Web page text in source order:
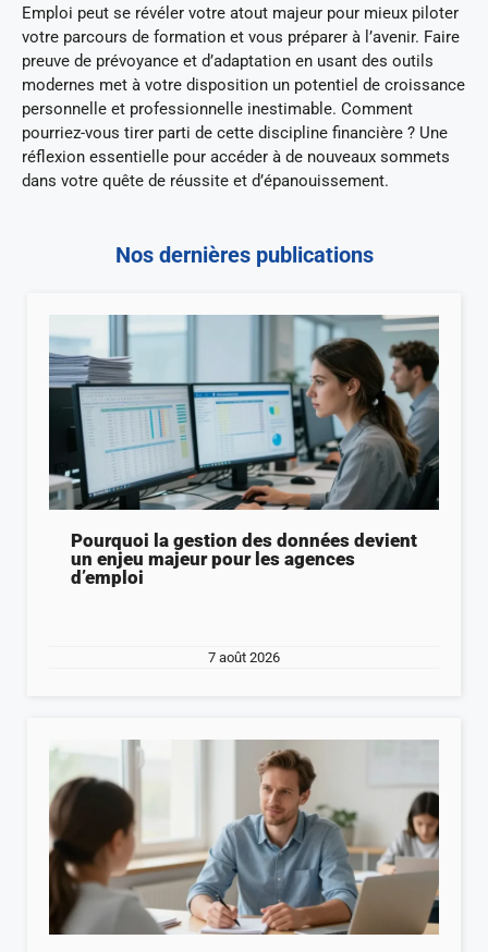
Emploi peut se révéler votre atout majeur pour mieux piloter
votre parcours de formation et vous préparer à l’avenir. Faire
preuve de prévoyance et d’adaptation en usant des outils
modernes met à votre disposition un potentiel de croissance
personnelle et professionnelle inestimable. Comment
pourriez-vous tirer parti de cette discipline financière ? Une
réflexion essentielle pour accéder à de nouveaux sommets
dans votre quête de réussite et d’épanouissement.
Nos dernières publications
Pourquoi la gestion des données devient
un enjeu majeur pour les agences
d’emploi
7 août 2026